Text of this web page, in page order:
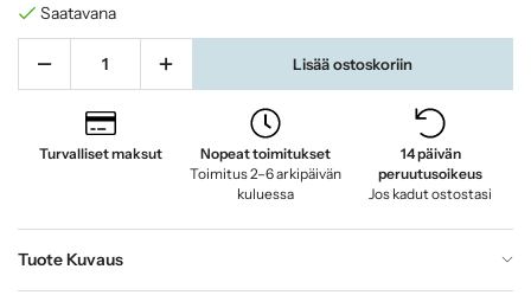
Saatavana
Lisää ostoskoriin
Turvalliset maksut
Nopeat toimitukset
Toimitus 2–6 arkipäivän
kuluessa
14 päivän
peruutusoikeus
Jos kadut ostostasi
Tuote Kuvaus